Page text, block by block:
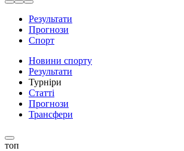
Результати
Прогнози
Спорт
Новини спорту
Результати
Турніри
Статті
Прогнози
Трансфери
топ